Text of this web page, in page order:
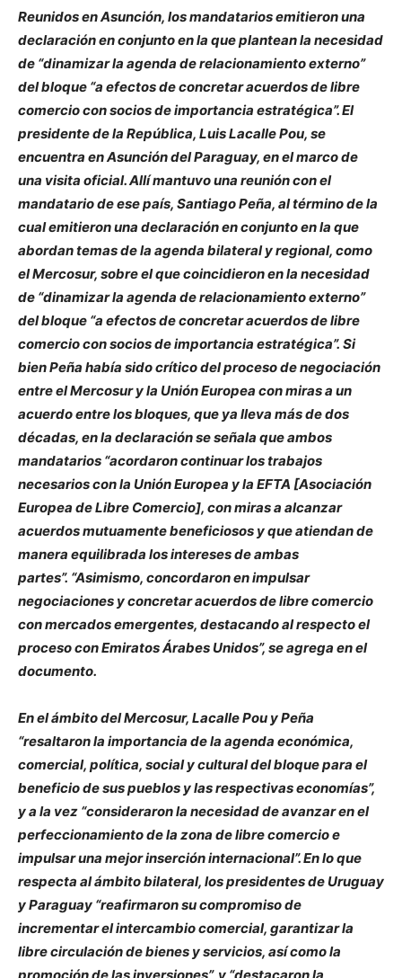
Reunidos en Asunción, los mandatarios emitieron una
declaración en conjunto en la que plantean la necesidad
de “dinamizar la agenda de relacionamiento externo”
del bloque “a efectos de concretar acuerdos de libre
comercio con socios de importancia estratégica”. El
presidente de la República, Luis Lacalle Pou, se
encuentra en Asunción del Paraguay, en el marco de
una visita oficial. Allí mantuvo una reunión con el
mandatario de ese país, Santiago Peña, al término de la
cual emitieron una declaración en conjunto en la que
abordan temas de la agenda bilateral y regional, como
el Mercosur, sobre el que coincidieron en la necesidad
de “dinamizar la agenda de relacionamiento externo”
del bloque “a efectos de concretar acuerdos de libre
comercio con socios de importancia estratégica”. Si
bien Peña había sido crítico del proceso de negociación
entre el Mercosur y la Unión Europea con miras a un
acuerdo entre los bloques, que ya lleva más de dos
décadas, en la declaración se señala que ambos
mandatarios “acordaron continuar los trabajos
necesarios con la Unión Europea y la EFTA [Asociación
Europea de Libre Comercio], con miras a alcanzar
acuerdos mutuamente beneficiosos y que atiendan de
manera equilibrada los intereses de ambas
partes”. “Asimismo, concordaron en impulsar
negociaciones y concretar acuerdos de libre comercio
con mercados emergentes, destacando al respecto el
proceso con Emiratos Árabes Unidos”, se agrega en el
documento.
En el ámbito del Mercosur, Lacalle Pou y Peña
“resaltaron la importancia de la agenda económica,
comercial, política, social y cultural del bloque para el
beneficio de sus pueblos y las respectivas economías”,
y a la vez “consideraron la necesidad de avanzar en el
perfeccionamiento de la zona de libre comercio e
impulsar una mejor inserción internacional”. En lo que
respecta al ámbito bilateral, los presidentes de Uruguay
y Paraguay “reafirmaron su compromiso de
incrementar el intercambio comercial, garantizar la
libre circulación de bienes y servicios, así como la